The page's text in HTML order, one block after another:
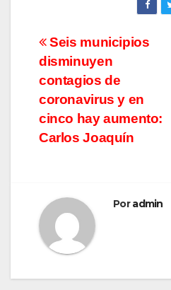
Navegación
de
entradas
Seis municipios
disminuyen
contagios de
coronavirus y en
cinco hay aumento:
Carlos Joaquín
Poradmin